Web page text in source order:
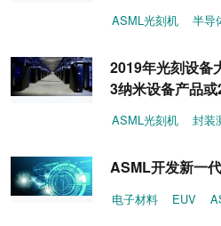
ASML光刻机 半导
2019年光刻设备
3纳米设备产品
ASML光刻机 封装
ASML开发新一
电子材料 EUV